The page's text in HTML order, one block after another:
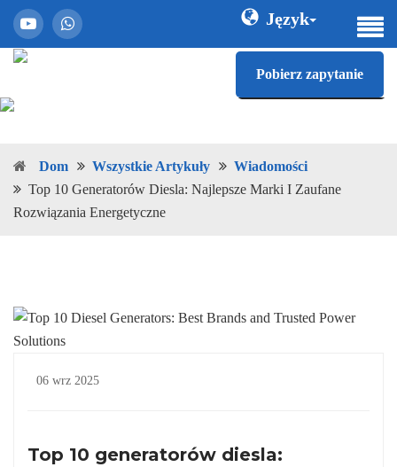
Język
Pobierz zapytanie
Dom Wszystkie Artykuły
Wiadomości
Top 10 Generatorów Diesla: Najlepsze Marki I Zaufane
Rozwiązania Energetyczne
06 wrz 2025
Top 10 generatorów diesla: